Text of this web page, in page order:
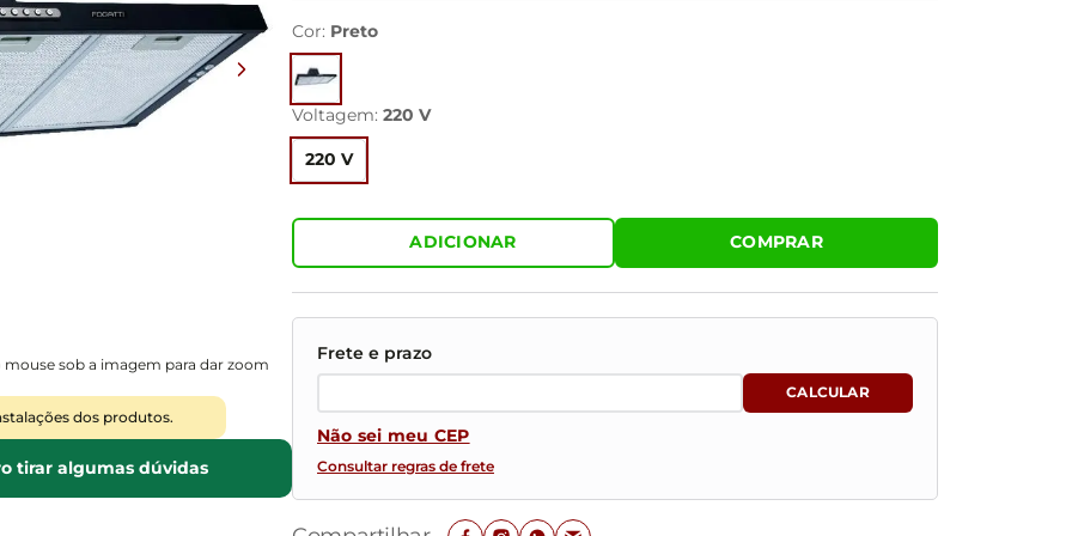
Baú Organizador
Ver todos
mouse sob a imagem para dar zoom
dos produtos.
tirar algumas dúvidas
Cor: Preto
Voltagem: 220 V
220 V
ADICIONAR COMPRAR
Não sei meu CEP
Consultar regras de frete